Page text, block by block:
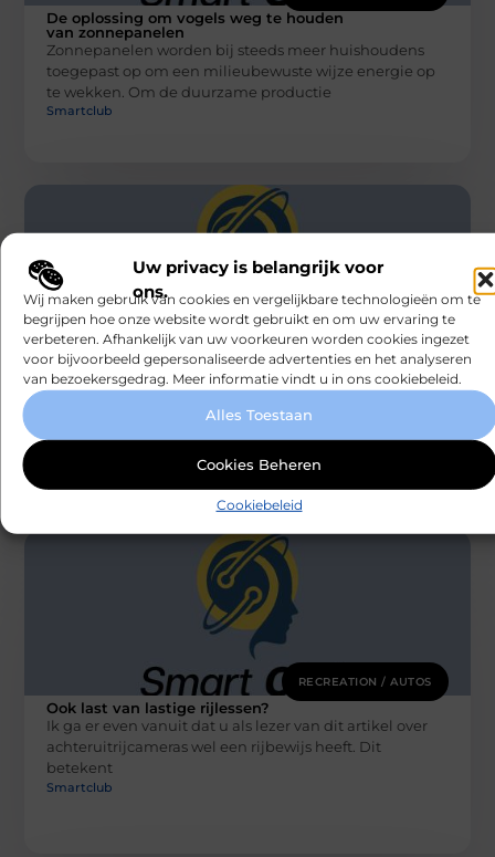
Uw privacy is belangrijk voor
ons.
Wij maken gebruik van cookies en vergelijkbare technologieën om te
begrijpen hoe onze website wordt gebruikt en om uw ervaring te
verbeteren. Afhankelijk van uw voorkeuren worden cookies ingezet
voor bijvoorbeeld gepersonaliseerde advertenties en het analyseren
van bezoekersgedrag. Meer informatie vindt u in ons cookiebeleid.
Alles Toestaan
Cookies Beheren
Cookiebeleid
De oplossing om vogels weg te houden
van zonnepanelen
Zonnepanelen worden bij steeds meer huishoudens
toegepast op om een milieubewuste wijze energie op
te wekken. Om de duurzame productie
Smartclub
RECREATION / AUTOS
De voordelen van het inhuren van een
deejay
Nu het eindelijk weer mag, wordt er (uiteraard) volop
gefeest. Studenten hervatten hun wekelijkse
feestweekenden en verjaardagen worden uitgebreider
RECREATION / AUTOS
Ook last van lastige rijlessen?
Ik ga er even vanuit dat u als lezer van dit artikel over
achteruitrijcameras wel een rijbewijs heeft. Dit
betekent
Smartclub